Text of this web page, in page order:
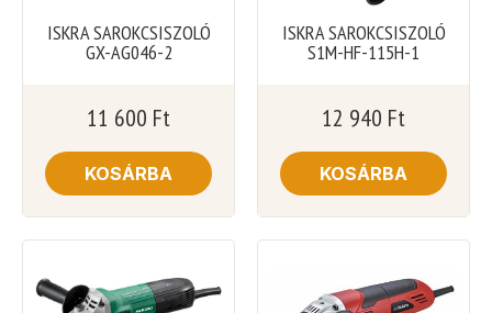
ISKRA SAROKCSISZOLÓ
GX-AG046-2
11 600 Ft
KOSÁRBA
ISKRA SAROKCSISZOLÓ
S1M-HF-115H-1
12 940 Ft
KOSÁRBA